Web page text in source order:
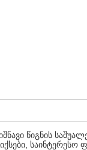
წიგნის
საინტერესო